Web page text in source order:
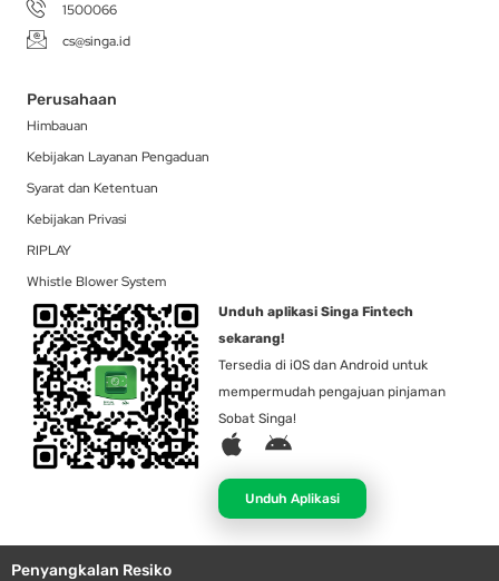
1500066
cs@singa.id
Perusahaan
Himbauan
Kebijakan Layanan Pengaduan
Syarat dan Ketentuan
Kebijakan Privasi
RIPLAY
Whistle Blower System
Unduh aplikasi Singa Fintech
sekarang!
Tersedia di iOS dan Android untuk
mempermudah pengajuan pinjaman
Sobat Singa!
A
p
l
e
A
d
r
o
Unduh Aplikasi
Penyangkalan Resiko